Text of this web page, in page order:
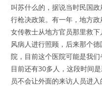
叫苏什么的，据说当时民国
行枪决政策。有一年，地方
女传教士从地方官员那里救
风病人进行照顾，后来那个
院，目前这个医院可能是我
目前还有30多人，这段时间
员不会让外面的来访人员进入